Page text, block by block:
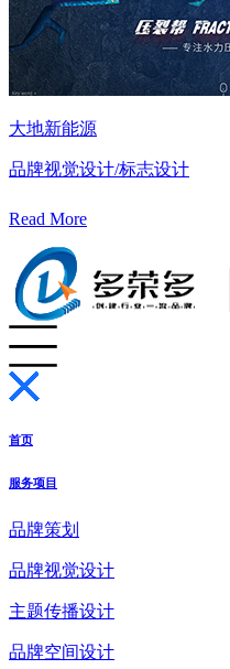
大地新能源
品牌视觉设计/标志设计
Read More
首页
服务项目
品牌策划
品牌视觉设计
主题传播设计
品牌空间设计